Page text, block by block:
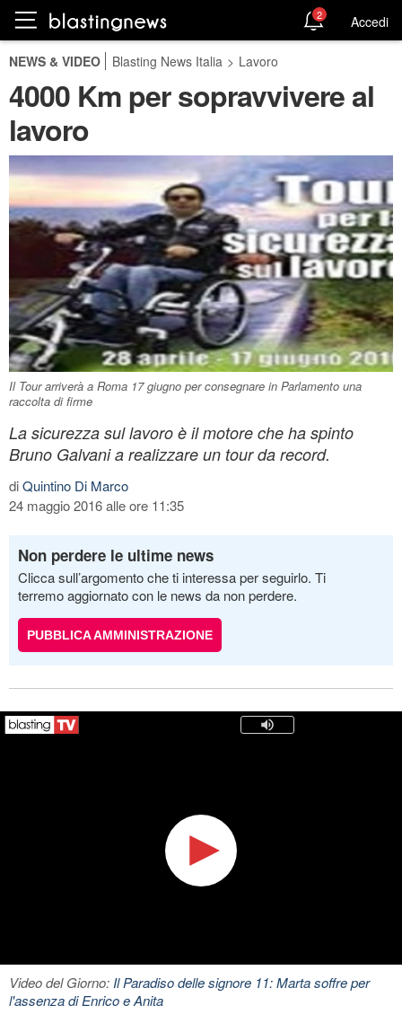
2 Accedi
NEWS & VIDEO Blasting News Italia > Lavoro
4000 Km per sopravvivere al
lavoro
Il Tour arriverà a Roma 17 giugno per consegnare in Parlamento una
raccolta di firme
La sicurezza sul lavoro è il motore che ha spinto
Bruno Galvani a realizzare un tour da record.
diQuintino Di Marco
24 maggio 2016 alle ore 11:35
Non perdere le ultime news
Clicca sull’argomento che ti interessa per seguirlo. Ti
terremo aggiornato con le news da non perdere.
PUBBLICA AMMINISTRAZIONE
Video del Giorno:Il Paradiso delle signore 11: Marta soffre per
l'assenza di Enrico e Anita